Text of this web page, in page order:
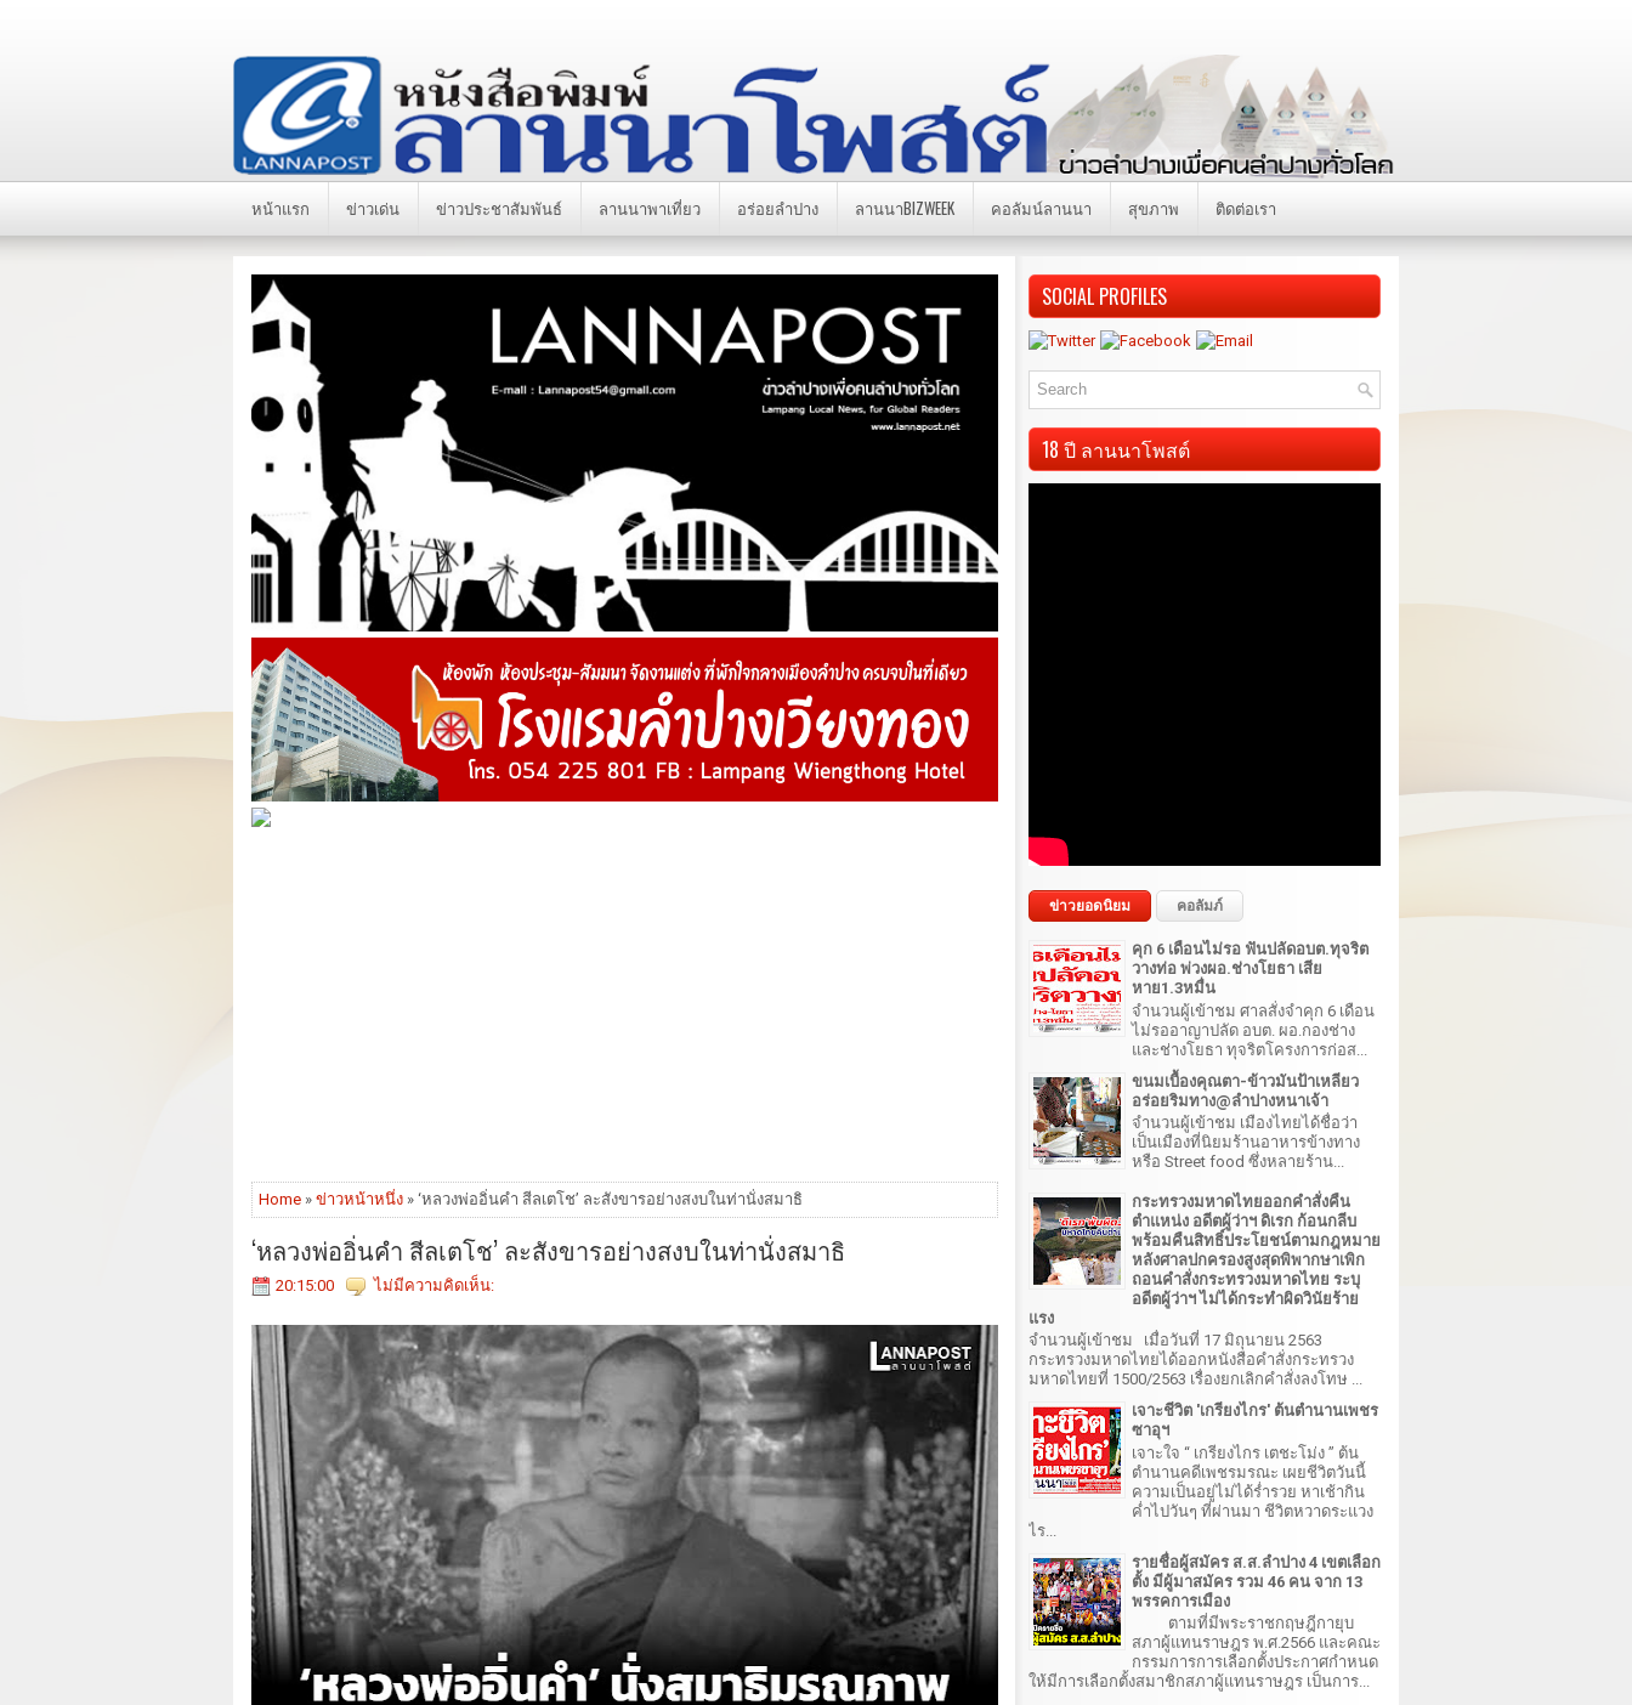
หน้าแรก ข่าวเด่น ข่าวประชาสัมพันธ์ ลานนาพาเที่ยว อร่อยลำปาง ลานนาBIZWEEK คอลัมน์ลานนา สุขภาพ ติดต่อเรา
Home » ข่าวหน้าหนึ่ง » ‘หลวงพ่ออิ่นคำ สีลเตโช’ ละสังขารอย่างสงบในท่านั่งสมาธิ
‘หลวงพ่ออิ่นคำ สีลเตโช’ ละสังขารอย่างสงบในท่านั่งสมาธิ
20:15:00 ไม่มีความคิดเห็น:
SOCIAL PROFILES
18 ปี ลานนาโพสต์
ข่าวยอดนิยม คอลัมภ์
คุก 6 เดือนไม่รอ ฟันปลัดอบต.ทุจริต
วางท่อ พ่วงผอ.ช่างโยธา เสีย
หาย1.3หมื่น
จำนวนผู้เข้าชม ศาลสั่งจำคุก 6 เดือน
ไม่รออาญาปลัด อบต. ผอ.กองช่าง
และช่างโยธา ทุจริตโครงการก่อส...
ขนมเบื้องคุณตา-ข้าวมันป้าเหลียว
อร่อยริมทาง@ลำปางหนาเจ้า
จำนวนผู้เข้าชม เมืองไทยได้ชื่อว่า
เป็นเมืองที่นิยมร้านอาหารข้างทาง
หรือ Street food ซึ่งหลายร้าน...
กระทรวงมหาดไทยออกคำสั่งคืน
ตำแหน่ง อดีตผู้ว่าฯ ดิเรก ก้อนกลีบ
พร้อมคืนสิทธิ์ประโยชน์ตามกฎหมาย
หลังศาลปกครองสูงสุดพิพากษาเพิก
ถอนคำสั่งกระทรวงมหาดไทย ระบุ
อดีตผู้ว่าฯ ไม่ได้กระทำผิดวินัยร้าย
แรง
จำนวนผู้เข้าชม เมื่อวันที่ 17 มิถุนายน 2563
กระทรวงมหาดไทยได้ออกหนังสือคำสั่งกระทรวง
มหาดไทยที่ 1500/2563 เรื่องยกเลิกคำสั่งลงโทษ ...
เจาะชีวิต 'เกรียงไกร' ต้นตำนานเพชร
ซาอุฯ
เจาะใจ “ เกรียงไกร เตชะโม่ง ” ต้น
ตำนานคดีเพชรมรณะ เผยชีวิตวันนี้
ความเป็นอยู่ไม่ได้ร่ำรวย หาเช้ากิน
ค่ำไปวันๆ ที่ผ่านมา ชีวิตหวาดระแวง
ไร...
รายชื่อผู้สมัคร ส.ส.ลำปาง 4 เขตเลือก
ตั้ง มีผู้มาสมัคร รวม 46 คน จาก 13
พรรคการเมือง
ตามที่มีพระราชกฤษฎีกายุบ
สภาผู้แทนราษฎร พ.ศ.2566 และคณะ
กรรมการการเลือกตั้งประกาศกำหนด
ให้มีการเลือกตั้งสมาชิกสภาผู้แทนราษฎร เป็นการ...